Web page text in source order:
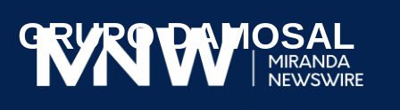
GRUPO DAMOSAL